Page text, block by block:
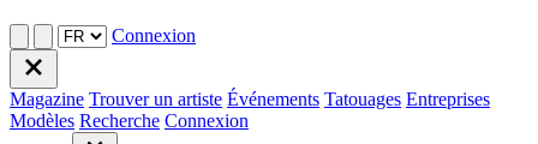
Connexion
Magazine Trouver un artiste Événements Tatouages Entreprises
Modèles Recherche Connexion